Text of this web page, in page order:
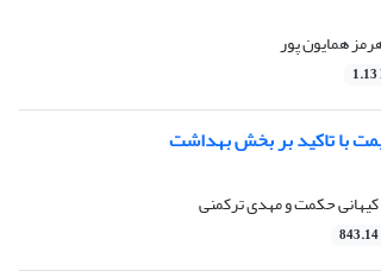
همایون پور
با تاکید بر بخش بهداشت
حکمت و مهدی ترکمنی